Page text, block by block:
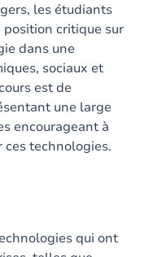
les étudiants
critique sur
dans une
sociaux et
est de
une large
encourageant à
technologies.
qui ont